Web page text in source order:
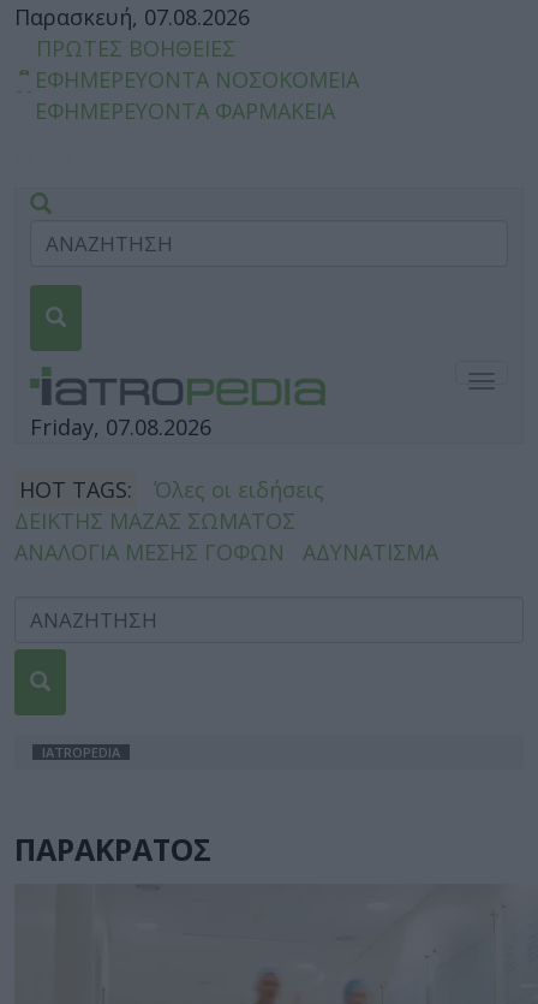
Παρασκευή, 07.08.2026
ΠΡΩΤΕΣ ΒΟΗΘΕΙΕΣ
ΕΦΗΜΕΡΕΥΟΝΤΑ ΝΟΣΟΚΟΜΕΙΑ
ΕΦΗΜΕΡΕΥΟΝΤΑ ΦΑΡΜΑΚΕΙΑ
Friday, 07.08.2026
HOT TAGS:
Όλες οι ειδήσεις
ΔΕΙΚΤΗΣ ΜΑΖΑΣ ΣΩΜΑΤΟΣ
ΑΝΑΛΟΓΙΑ ΜΕΣΗΣ ΓΟΦΩΝ
ΑΔΥΝΑΤΙΣΜΑ
IATROPEDIA
ΠΑΡΑΚΡΑΤΟΣ